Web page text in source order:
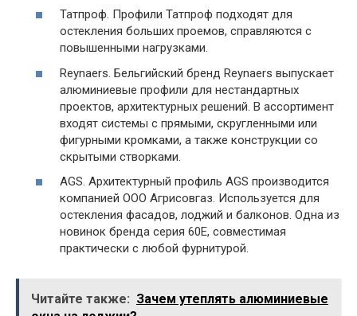
Татпроф. Профили Татпроф подходят для
остекления больших проемов, справляются с
повышенными нагрузками.
Reynaers. Бельгийский бренд Reynaers выпускает
алюминиевые профили для нестандартных
проектов, архитектурных решений. В ассортимент
входят системы с прямыми, скругленными или
фигурными кромками, а также конструкции со
скрытыми створками.
AGS. Архитектурный профиль AGS производится
компанией ООО Агрисовгаз. Используется для
остекления фасадов, лоджий и балконов. Одна из
новинок бренда серия 60Е, совместимая
практически с любой фурнитурой.
Читайте также: Зачем утеплять алюминиевые